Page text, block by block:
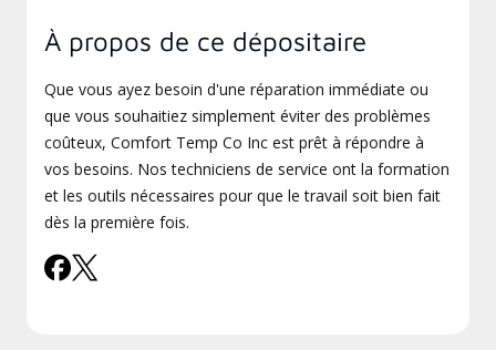
À propos de ce dépositaire
Que vous ayez besoin d'une réparation immédiate ou
que vous souhaitiez simplement éviter des problèmes
coûteux, Comfort Temp Co Inc est prêt à répondre à
vos besoins. Nos techniciens de service ont la formation
et les outils nécessaires pour que le travail soit bien fait
dès la première fois.